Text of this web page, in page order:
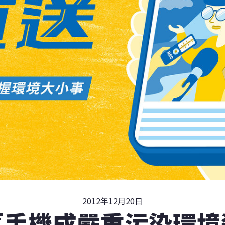
2012年12月20日